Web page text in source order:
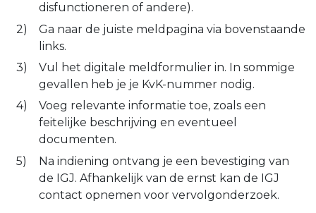
disfunctioneren of andere).
Ga naar de juiste meldpagina via bovenstaande
links.
Vul het digitale meldformulier in. In sommige
gevallen heb je je KvK-nummer nodig.
Voeg relevante informatie toe, zoals een
feitelijke beschrijving en eventueel
documenten.
Na indiening ontvang je een bevestiging van
de IGJ. Afhankelijk van de ernst kan de IGJ
contact opnemen voor vervolgonderzoek.